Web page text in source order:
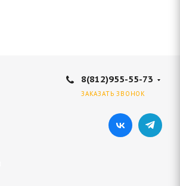
8(812)955-55-73
ЗАКАЗАТЬ ЗВОНОК